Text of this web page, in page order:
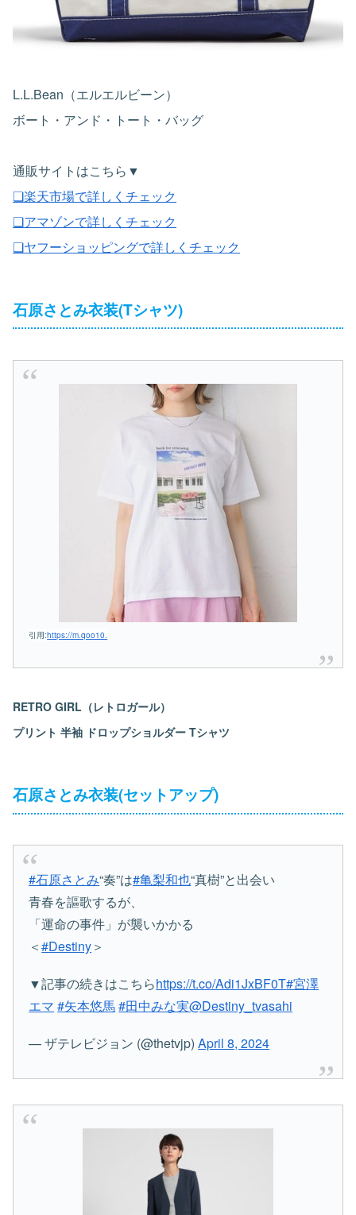
L.L.Bean（エルエルビーン）
ボート・アンド・トート・バッグ
通販サイトはこちら▼
❏楽天市場で詳しくチェック
❏アマゾンで詳しくチェック
❏ヤフーショッピングで詳しくチェック
石原さとみ衣装(Tシャツ)
引用:https://m.qoo10.
RETRO GIRL（レトロガール）
プリント 半袖 ドロップショルダー Tシャツ
石原さとみ衣装(セットアップ)
#石原さとみ“奏”は#亀梨和也“真樹”と出会い
青春を謳歌するが、
「運命の事件」が襲いかかる
＜#Destiny＞
▼記事の続きはこちらhttps://t.co/Adi1JxBF0T#宮澤
エマ #矢本悠馬#田中みな実@Destiny_tvasahi
— ザテレビジョン (@thetvjp)April 8, 2024